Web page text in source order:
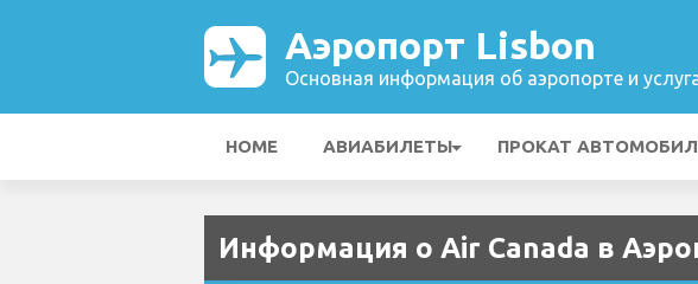
Аэропорт Lisbon
Основная информация об аэропорте и
HOME АВИАБИЛЕТЫ ПРОКАТ
Информация о Air Canada в